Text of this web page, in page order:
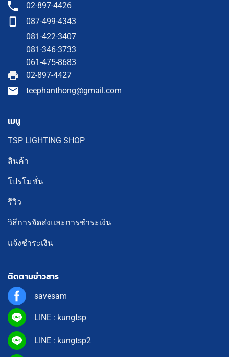
02-897-4426
087-499-4343
081-422-3407
081-346-3733
061-475-8683
02-897-4427
teephanthong@gmail.com
เมนู
TSP LIGHTING SHOP
สินค้า
โปรโมชั่น
รีวิว
วิธีการจัดส่งและการชำระเงิน
แจ้งชำระเงิน
ติดตามข่าวสาร
savesam
LINE : kungtsp
LINE : kungtsp2